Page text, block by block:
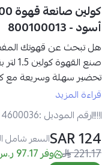
أسود - 800100013
هل تبحث عن قهوتك
صنع القهوة كولين 1.5 لتر بقوة 900 واط
تحضير سهلة وسريعة مع
دفعة واحدة، لتبدأ يومك
مواصفات ماكينة صنع القهوة كولين 1.5
العلامة التجارية:كولين
قراءة المزيد
رقم الموديل :4600036
124 SAR السعر شامل
221.17 وفر 97.17 ر.س